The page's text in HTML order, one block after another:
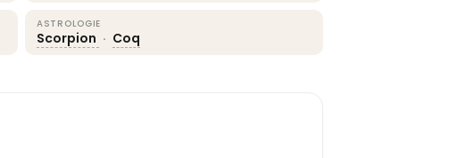
ASTROLOGIE
Scorpion · Coq